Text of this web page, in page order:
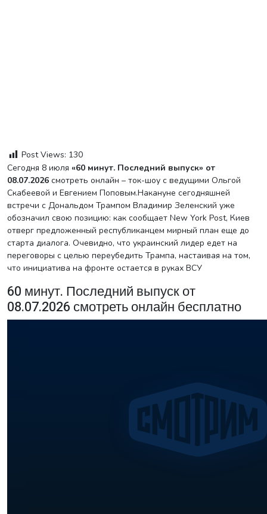
Post Views: 130
Сегодня 8 июля «60 минут. Последний выпуск» от
08.07.2026 смотреть онлайн – ток-шоу с ведущими Ольгой
Скабеевой и Евгением Поповым.Накануне сегодняшней
встречи с Дональдом Трампом Владимир Зеленский уже
обозначил свою позицию: как сообщает New York Post, Киев
отверг предложенный республиканцем мирный план еще до
старта диалога. Очевидно, что украинский лидер едет на
переговоры с целью переубедить Трампа, настаивая на том,
что инициатива на фронте остается в руках ВСУ
60 минут. Последний выпуск от
08.07.2026 смотреть онлайн бесплатно